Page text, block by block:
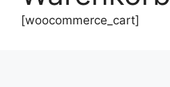
[woocommerce_cart]